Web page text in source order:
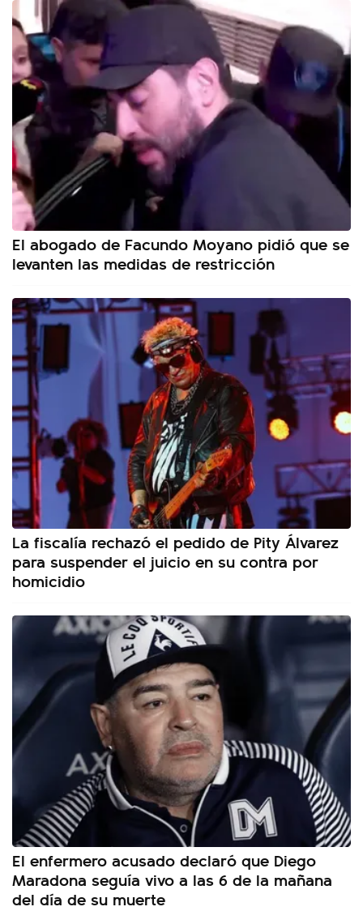
El abogado de Facundo Moyano pidió que se
levanten las medidas de restricción
La fiscalía rechazó el pedido de Pity Álvarez
para suspender el juicio en su contra por
homicidio
El enfermero acusado declaró que Diego
Maradona seguía vivo a las 6 de la mañana
del día de su muerte